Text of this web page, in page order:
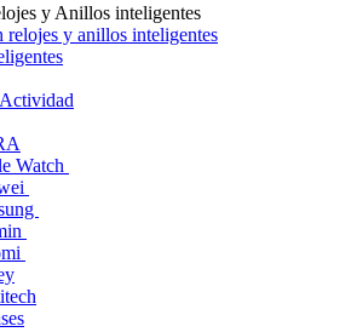
y Anillos inteligentes
relojes y anillos inteligentes
Watch